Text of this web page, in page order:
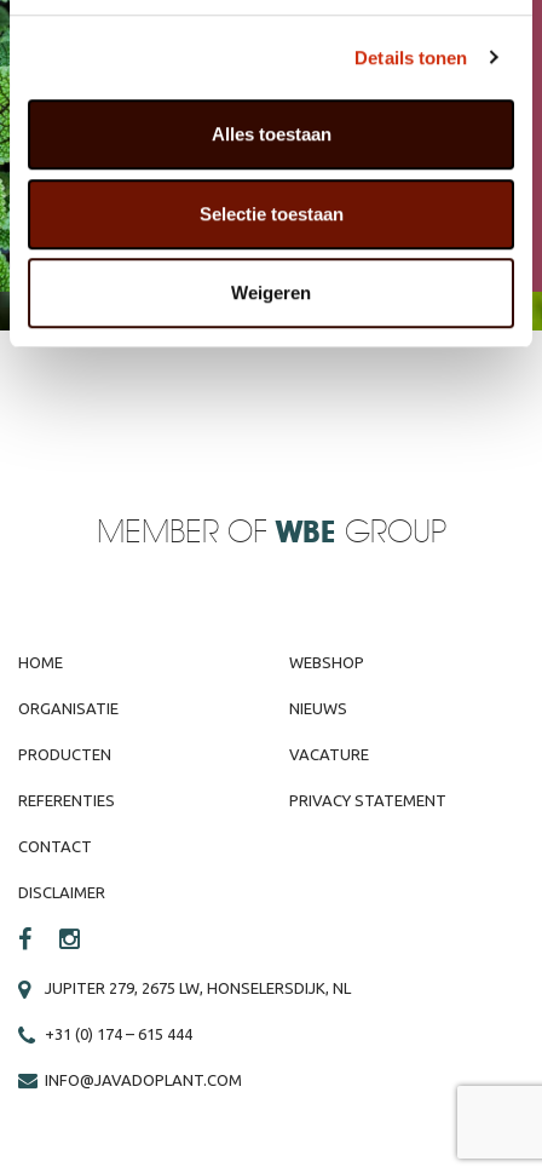
Details tonen
Alles toestaan
Selectie toestaan
Weigeren
MEMBER OF WBE GROUP
HOME
ORGANISATIE
PRODUCTEN
REFERENTIES
WEBSHOP
NIEUWS
VACATURE
PRIVACY STATEMENT
CONTACT
DISCLAIMER
JUPITER 279, 2675 LW, HONSELERSDIJK, NL
+31 (0) 174 – 615 444
INFO@JAVADOPLANT.COM